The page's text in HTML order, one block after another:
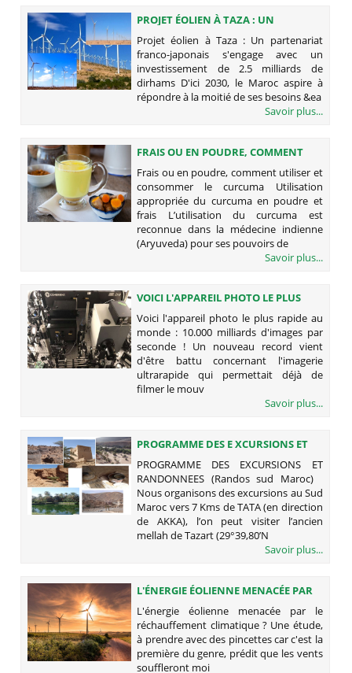
PROJET ÉOLIEN À TAZA : UN
PARTENARIAT FRANCO-JAPONAIS
S'ENGAGE AVEC UN INVESTISSEMENT
DE 2.5 MILLIARDS DE DIRHAMS
Projet éolien à Taza : Un partenariat
franco-japonais s'engage avec un
investissement de 2.5 milliards de
dirhams D'ici 2030, le Maroc aspire à
répondre à la moitié de ses besoins &ea
Savoir plus...
FRAIS OU EN POUDRE, COMMENT
UTILISER ET CONSOMMER LE
CURCUMA
Frais ou en poudre, comment utiliser et
consommer le curcuma Utilisation
appropriée du curcuma en poudre et
frais L’utilisation du curcuma est
reconnue dans la médecine indienne
(Aryuveda) pour ses pouvoirs de
Savoir plus...
VOICI L'APPAREIL PHOTO LE PLUS
RAPIDE AU MONDE : 10.000
MILLIARDS D'IMAGES PAR SECONDE !
Voici l'appareil photo le plus rapide au
monde : 10.000 milliards d'images par
seconde ! Un nouveau record vient
d'être battu concernant l'imagerie
ultrarapide qui permettait déjà de
filmer le mouv
Savoir plus...
PROGRAMME DES E XCURSIONS ET
RANDONNEES (RANDOS SUD
MAROC)
PROGRAMME DES EXCURSIONS ET
RANDONNEES (Randos sud Maroc)
Nous organisons des excursions au Sud
Maroc vers 7 Kms de TATA (en direction
de AKKA), l’on peut visiter l’ancien
mellah de Tazart (29°39,80’N
Savoir plus...
L'ÉNERGIE ÉOLIENNE MENACÉE PAR
LE RÉCHAUFFEMENT CLIMATIQUE ?
L'énergie éolienne menacée par le
réchauffement climatique ? Une étude,
à prendre avec des pincettes car c'est la
première du genre, prédit que les vents
souffleront moi